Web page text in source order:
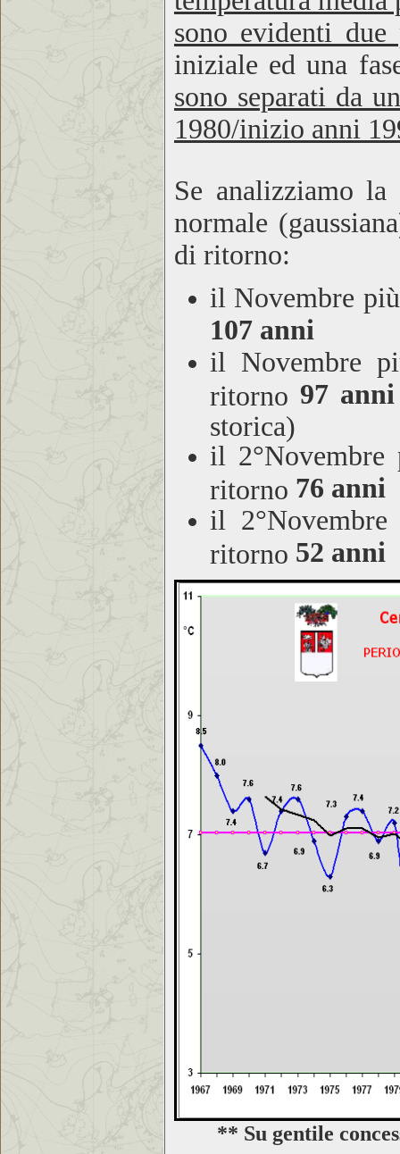
sono evidenti
iniziale ed una
sono separati da
1980/inizio anni
Se analizziamo
normale
di ritorno:
il Novembre
107 anni
il Novembre
ritorno 97 anni
storica)
il
ritorno 76 anni
il
ritorno 52 anni
** Su gentile